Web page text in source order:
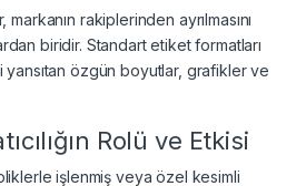
rakiplerinden ayrılmasını
biridir. Standart etiket formatları
yansıtan özgün boyutlar, grafikler ve
Rolü ve Etkisi
işlenmiş veya özel kesimli